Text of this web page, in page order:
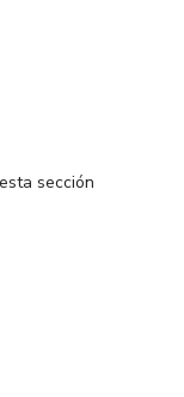
sección